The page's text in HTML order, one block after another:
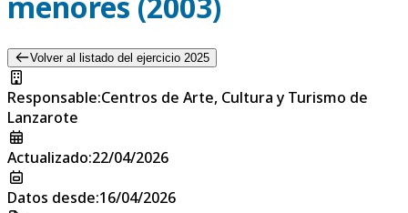
Volver al listado del ejercicio 2025
Responsable:Centros de Arte, Cultura y Turismo de
Lanzarote
Actualizado:22/04/2026
Datos desde:16/04/2026